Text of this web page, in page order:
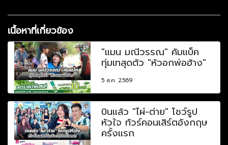
เนื้อหาที่เกี่ยวข้อง
"แมน มณีวรรณ" คัมแบ็ค
ทุ่มเทสุดตัว "หัวอกพ่อฮ้าง"
5 ส.ค. 2569
บินแล้ว "ไผ่-ต่าย" โชว์รูป
หัวใจ ทัวร์คอนเสิร์ตอังกฤษ
ครั้งแรก